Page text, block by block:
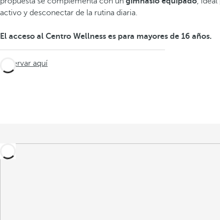
activo y desconectar de la rutina diaria.
El acceso al Centro Wellness es para mayores de 16 años.
Reservar aquí